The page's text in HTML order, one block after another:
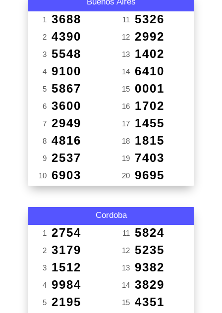
1 3688
2 4390
3 5548
4 9100
5 5867
6 3600
7 2949
8 4816
9 2537
10 6903
11 5326
12 2992
13 1402
14 6410
15 0001
16 1702
17 1455
18 1815
19 7403
20 9695
Cordoba
1 2754
2 3179
3 1512
4 9984
5 2195
11 5824
12 5235
13 9382
14 3829
15 4351